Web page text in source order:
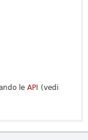
le API (vedi